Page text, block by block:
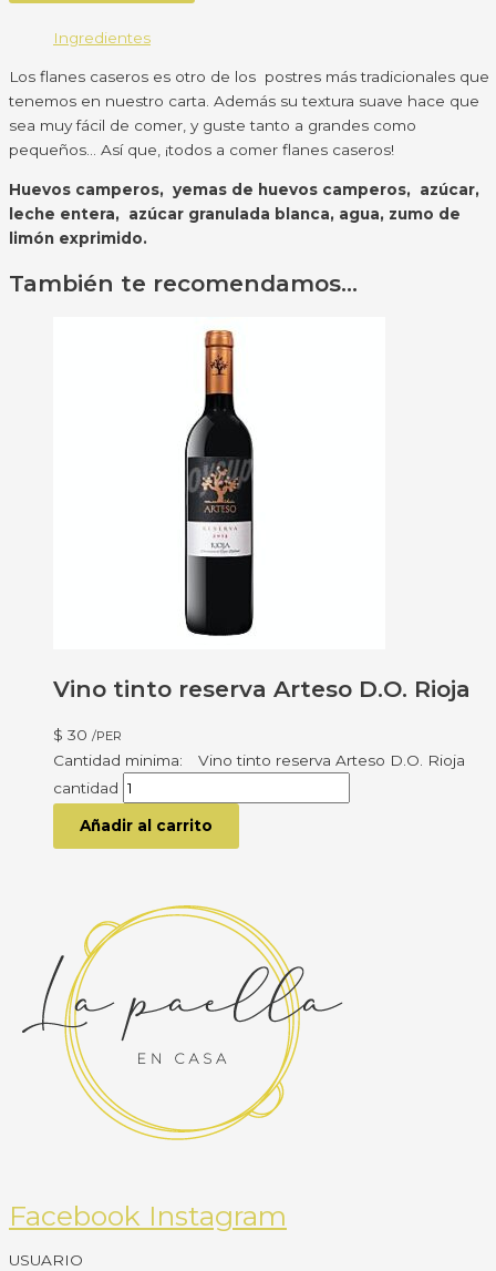
Ingredientes
Los flanes caseros es otro de los postres más tradicionales que
tenemos en nuestro carta. Además su textura suave hace que
sea muy fácil de comer, y guste tanto a grandes como
pequeños… Así que, ¡todos a comer flanes caseros!
Huevos camperos, yemas de huevos camperos, azúcar,
leche entera, azúcar granulada blanca, agua, zumo de
limón exprimido.
También te recomendamos…
Vino tinto reserva Arteso D.O. Rioja
$ 30 /PER
Vino tinto reserva Arteso D.O. Rioja
cantidad
Añadir al carrito
Facebook Instagram
USUARIO